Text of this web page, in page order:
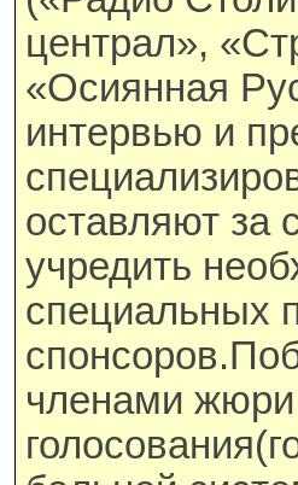
централ»,
«Осиянная
интервью и
оставляют за
учредить
специальных
членами жюри